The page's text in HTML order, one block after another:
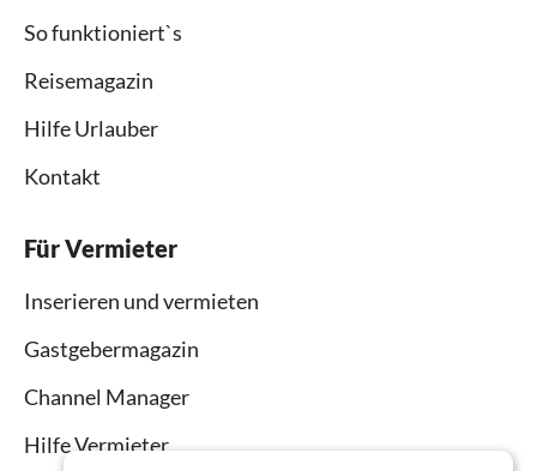
So funktioniert`s
Reisemagazin
Hilfe Urlauber
Kontakt
Für Vermieter
Inserieren und vermieten
Gastgebermagazin
Channel Manager
Hilfe Vermieter